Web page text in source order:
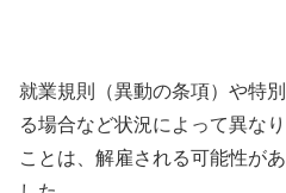
就業規則（異動の条項）や特
る場合など状況によって異な
ことは、解雇される可能性が